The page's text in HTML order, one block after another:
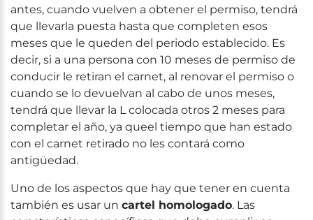
antes, cuando vuelven a obtener el permiso, tendrá
que llevarla puesta hasta que completen esos
meses que le queden del periodo establecido. Es
decir, si a una persona con 10 meses de permiso de
conducir le retiran el carnet, al renovar el permiso o
cuando se lo devuelvan al cabo de unos meses,
tendrá que llevar la L colocada otros 2 meses para
completar el año, ya queel tiempo que han estado
con el carnet retirado no les contará como
antigüedad.
Uno de los aspectos que hay que tener en cuenta
también es usar un cartel homologado. Las